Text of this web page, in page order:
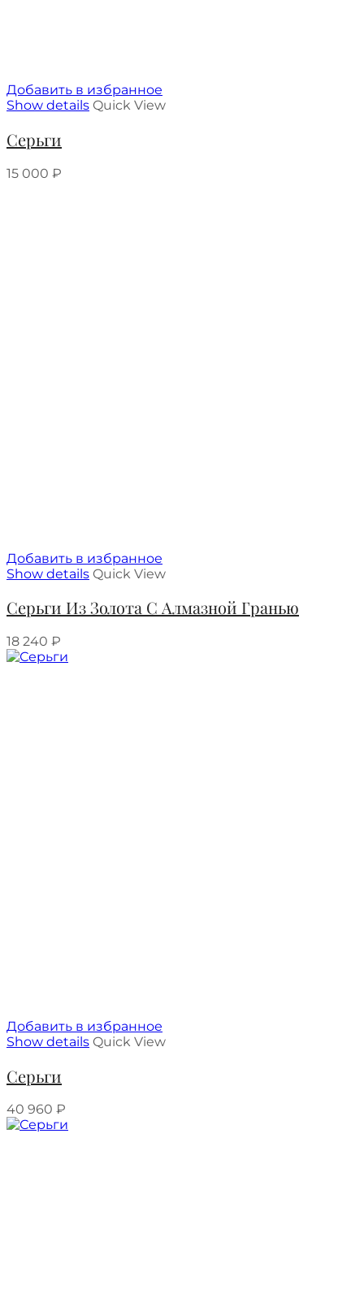
Добавить в избранное
Show details Quick View
Серьги
15 000 ₽
Добавить в избранное
Show details Quick View
Серьги Из Золота С Алмазной Гранью
18 240 ₽
Добавить в избранное
Show details Quick View
Серьги
40 960 ₽